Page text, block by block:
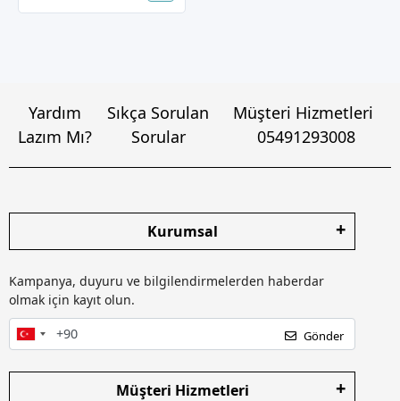
Yardım
Lazım Mı?
Sıkça Sorulan
Sorular
Müşteri Hizmetleri
05491293008
Kurumsal
Kampanya, duyuru ve bilgilendirmelerden haberdar
olmak için kayıt olun.
Gönder
Müşteri Hizmetleri